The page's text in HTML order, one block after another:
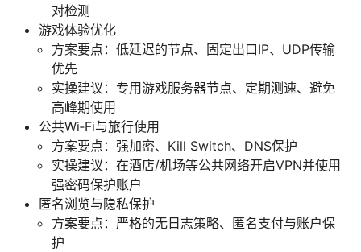
对检测
游戏体验优化
方案要点：低延迟的节点、固定出口IP、UDP传输
优先
实操建议：专用游戏服务器节点、定期测速、避免
高峰期使用
公共Wi‑Fi与旅行使用
方案要点：强加密、Kill Switch、DNS保护
实操建议：在酒店/机场等公共网络开启VPN并使用
强密码保护账户
匿名浏览与隐私保护
方案要点：严格的无日志策略、匿名支付与账户保
护